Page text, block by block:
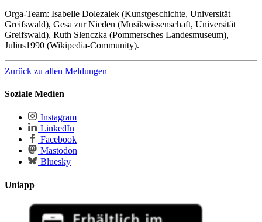
Orga-Team: Isabelle Dolezalek (Kunstgeschichte, Universität
Greifswald), Gesa zur Nieden (Musikwissenschaft, Universität
Greifswald), Ruth Slenczka (Pommersches Landesmuseum),
Julius1990 (Wikipedia-Community).
Zurück zu allen Meldungen
Soziale Medien
Instagram
LinkedIn
Facebook
Mastodon
Bluesky
Uniapp